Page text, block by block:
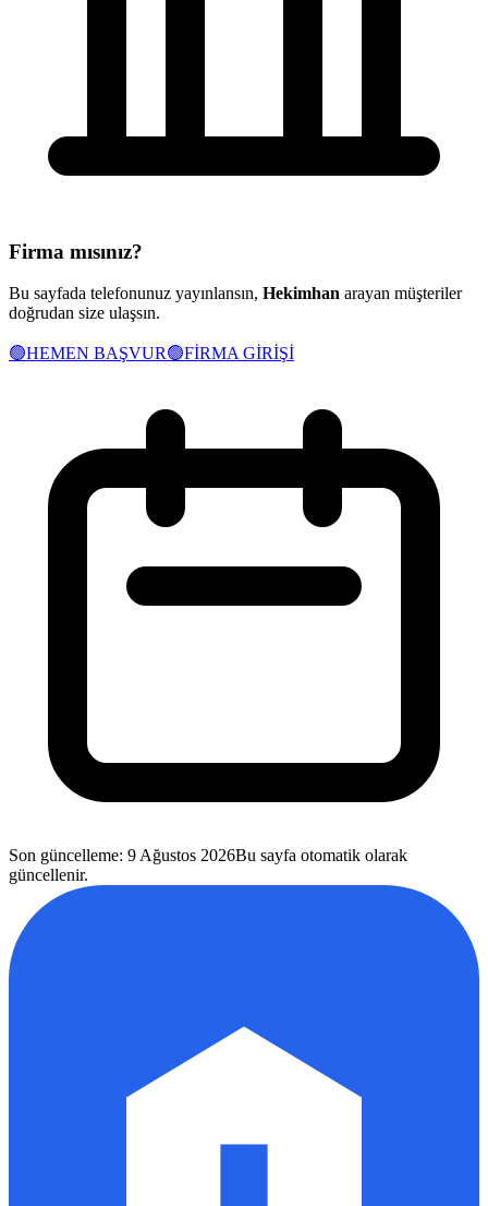
Firma mısınız?
Bu sayfada telefonunuz yayınlansın, Hekimhan arayan müşteriler
doğrudan size ulaşsın.
🟢HEMEN BAŞVUR🟢FİRMA GİRİŞİ
Son güncelleme: 9 Ağustos 2026Bu sayfa otomatik olarak
güncellenir.